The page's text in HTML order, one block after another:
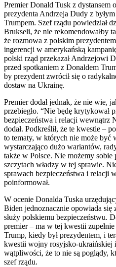
Premier Donald Tusk z dystansem
prezydenta Andrzeja Dudy z
Trumpem. Szef rządu powiedział
Brukseli, że nie rekomendowałby
że rozmowa z polskim
ingerencji w amerykańską
polski rząd przekazał Andrzejowi
przed spotkaniem z Donaldem
by prezydent zwrócił się o
dostaw na Ukrainę.
Premier dodał jednak, że nie wie,
przebiegło. “Nie będę krytykował
bezpieczeństwa i relacji wewnątrz
dodał. Podkreślił, że te kwestie –
to tematy, w których nie może być
wystarczająco dużo wariantów,
także w Polsce. Nie możemy
szczytach władzy w tej sprawie.
sprawach bezpieczeństwa i relacji
poinformował.
W ocenie Donalda Tuska
Biden jednoznacznie opowiada się
służy polskiemu bezpieczeństwu.
premier – ma w tej kwestii
Trump, kiedy był prezydentem, i
kwestii wojny rosyjsko-ukraińskiej
wątpliwości, że to nie są poglądy,
szef rządu.